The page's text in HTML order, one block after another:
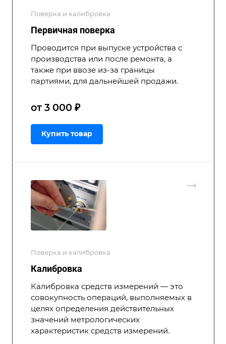
Поверка и калибровка
Первичная поверка
Проводится при выпуске устройства с
производства или после ремонта, а
также при ввозе из-за границы
партиями, для дальнейшей продажи.
от 3 000 ₽
Купить товар
Поверка и калибровка
Калибровка
Калибровка средств измерений — это
совокупность операций, выполняемых в
целях определения действительных
значений метрологических
характеристик средств измерений.